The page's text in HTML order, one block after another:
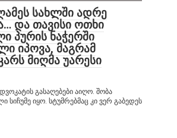
სახლში ადრე
და თავისი ოთხი
პურის ნაჭერში
იპოვა, მაგრამ
მიღმა უარესი
გასაღებები აიღო. შობა
სიჩუმე იყო. სტუმრებმაც კი ვერ გაბედეს